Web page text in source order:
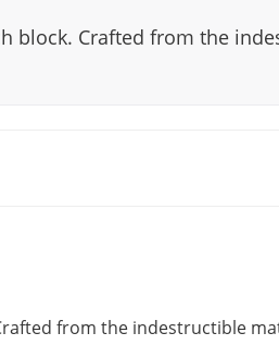
block. Crafted from the
from the indestructible